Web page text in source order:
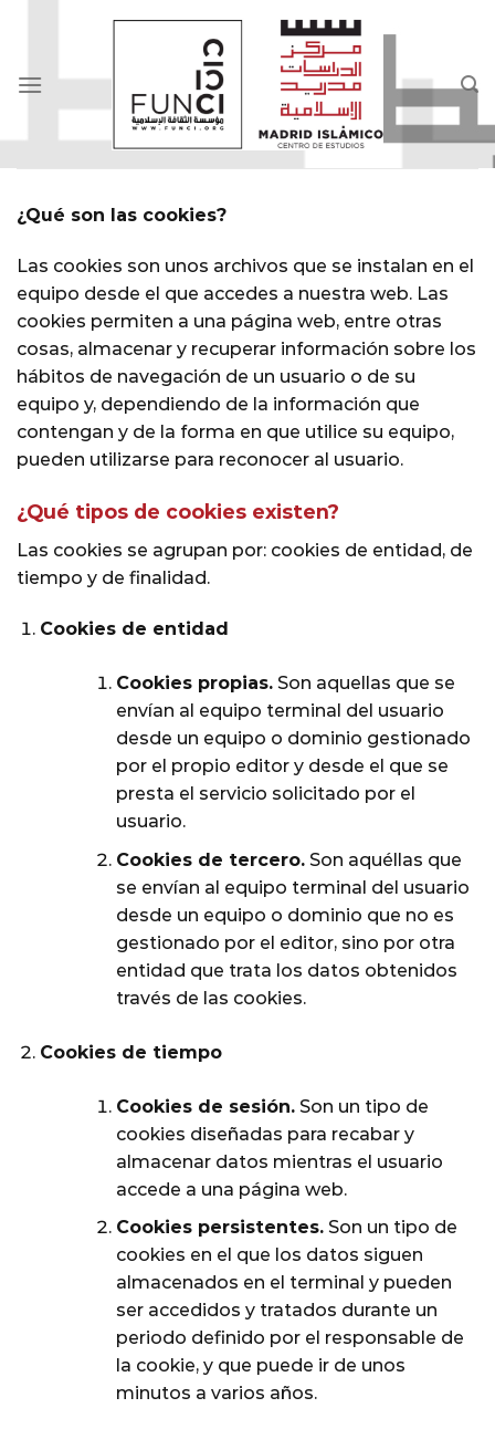
¿Qué son las cookies?
Las cookies son unos archivos que se instalan en el
equipo desde el que accedes a nuestra web. Las
cookies permiten a una página web, entre otras
cosas, almacenar y recuperar información sobre los
hábitos de navegación de un usuario o de su
equipo y, dependiendo de la información que
contengan y de la forma en que utilice su equipo,
pueden utilizarse para reconocer al usuario.
¿Qué tipos de cookies existen?
Las cookies se agrupan por: cookies de entidad, de
tiempo y de finalidad.
Cookies de entidad
Cookies propias.Son aquellas que se
envían al equipo terminal del usuario
desde un equipo o dominio gestionado
por el propio editor y desde el que se
presta el servicio solicitado por el
usuario.
Cookies de tercero.Son aquéllas que
se envían al equipo terminal del usuario
desde un equipo o dominio que no es
gestionado por el editor, sino por otra
entidad que trata los datos obtenidos
través de las cookies.
Cookies de tiempo
Cookies de sesión.Son un tipo de
cookies diseñadas para recabar y
almacenar datos mientras el usuario
accede a una página web.
Cookies persistentes.Son un tipo de
cookies en el que los datos siguen
almacenados en el terminal y pueden
ser accedidos y tratados durante un
periodo definido por el responsable de
la cookie, y que puede ir de unos
minutos a varios años.